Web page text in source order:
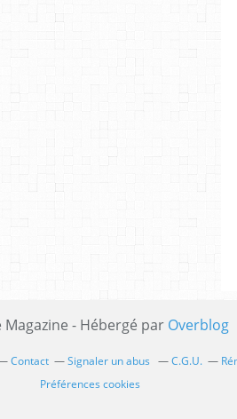
Magazine - Hébergé par Overblog
Contact Signaler un abus C.G.U.
Préférences cookies